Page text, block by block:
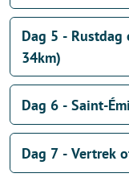
Dag 5 -
34km)
Dag 6 - Saint-
Dag 7 - Vertrek